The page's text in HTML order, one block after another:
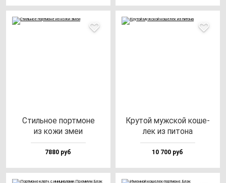
Стиль­ное пор­тмо­не
из ко­жи змеи
7880 руб
Кру­той муж­ской ко­ше­
лек из пи­то­на
10 700 руб